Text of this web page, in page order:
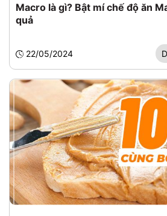
Macro là gì? Bật mí chế độ ăn
quả
22/05/2024